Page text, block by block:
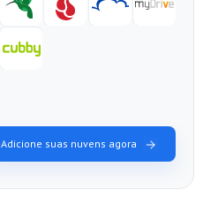
Adicione suas nuvens agora